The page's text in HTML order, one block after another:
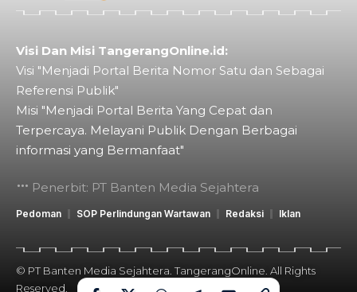
Visi Dan Misi TangerangOnline.id:
Visi "Menjadi Portal Berita Nomor Satu dan Sebagai
Referensi Publik"
Misi "Menjadi Portal Berita Yang Cepat dan
Terpercaya. Melayani Publik Dengan Berbagai
informasi yang Bermanfaat"
Penerbit: PT Banten Media Sejahtera
Pedoman SOP Perlindungan Wartawan Redaksi Iklan
© PT Banten Media Sejahtera. TangerangOnline. All Rights
Reserved.